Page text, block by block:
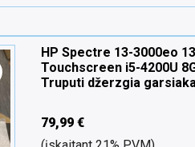
HP Spectre 13-3000eo
Touchscreen i5-4200U
Truputi džerzgia
79,99 €